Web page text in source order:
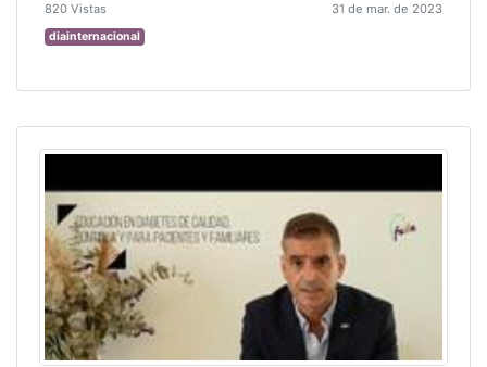
820 Vistas 31 de mar. de 2023
diainternacional